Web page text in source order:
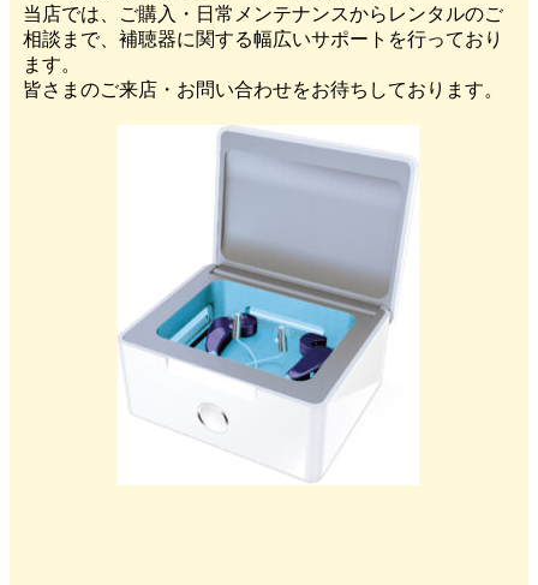
当店では、ご購入・日常メンテナンスからレンタルのご
相談まで、補聴器に関する幅広いサポートを行っており
ます。
皆さまのご来店・お問い合わせをお待ちしております。